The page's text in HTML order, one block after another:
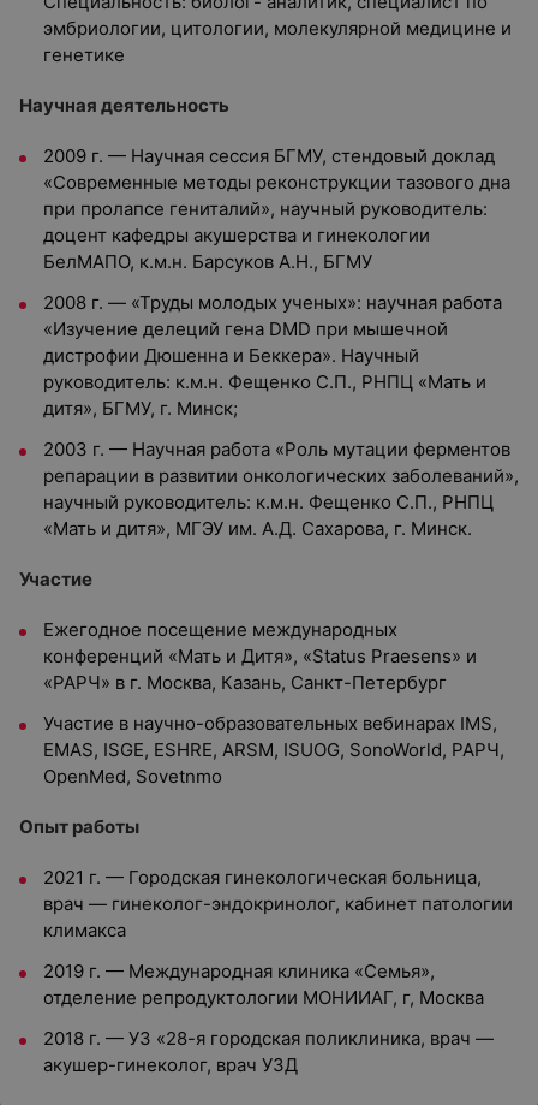
эмбриологии, цитологии, молекулярной медицине и
генетике
Научная деятельность
2009 г. — Научная сессия БГМУ, стендовый доклад
«Современные методы реконструкции тазового дна
при пролапсе гениталий», научный руководитель:
доцент кафедры акушерства и гинекологии
БелМАПО, к.м.н. Барсуков А.Н., БГМУ
2008 г. — «Труды молодых ученых»: научная работа
«Изучение делеций гена DMD при мышечной
дистрофии Дюшенна и Беккера». Научный
руководитель: к.м.н. Фещенко С.П., РНПЦ «Мать и
дитя», БГМУ, г. Минск;
2003 г. — Научная работа «Роль мутации ферментов
репарации в развитии онкологических заболеваний»,
научный руководитель: к.м.н. Фещенко С.П., РНПЦ
«Мать и дитя», МГЭУ им. А.Д. Сахарова, г. Минск.
Участие
Ежегодное посещение международных
конференций «Мать и Дитя», «Status Praesens» и
«РАРЧ» в г. Москва, Казань, Санкт-Петербург
Участие в научно-образовательных вебинарах IMS,
EMAS, ISGE, ESHRE, ARSM, ISUOG, SonoWorld, РАРЧ,
OpenMed, Sovetnmo
Опыт работы
2021 г. — Городская гинекологическая больница,
врач — гинеколог-эндокринолог, кабинет патологии
климакса
2019 г. — Международная клиника «Семья»,
отделение репродуктологии МОНИИАГ, г, Москва
2018 г. — УЗ «28-я городская поликлиника, врач —
акушер-гинеколог, врач УЗД